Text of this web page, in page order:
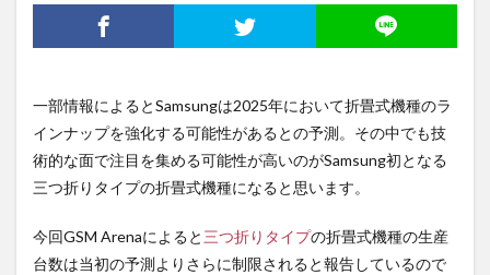
一部情報によるとSamsungは2025年において折畳式機種のラ
インナップを強化する可能性があるとの予測。その中でも技
術的な面で注目を集める可能性が高いのがSamsung初となる
三つ折りタイプの折畳式機種になると思います。
今回GSM Arenaによると 三つ折りタイプの折畳式機種の生産
台数は当初の予測よりさらに制限されると報告しているので